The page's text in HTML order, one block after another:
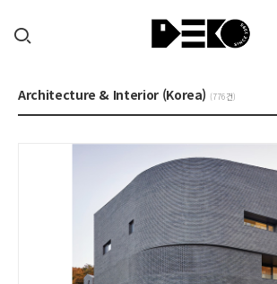
Architecture & Interior (Korea) (776건)